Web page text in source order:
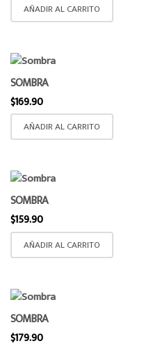
AÑADIR AL CARRITO
SOMBRA
$169.90
AÑADIR AL CARRITO
SOMBRA
$159.90
AÑADIR AL CARRITO
SOMBRA
$179.90